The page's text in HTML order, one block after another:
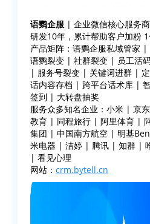
语鹦企服 | 企业微信核心服务
研发10年，累计帮助客户加粉
产品矩阵：语鹦企服私域管家
语鹦裂变 | 社群裂变 | 员工活
| 服务号裂变 | 关键词进群 |
话内容存档 | 跨平台话术库 |
签到 | 大转盘抽奖
服务众多知名企业：小米 | 京
教育 | 同程旅行 | 阿里体育 |
集团 | 中国南方航空 | 明基
米电器 | 洁婷 | 腾讯 | 知群 |
| 看见心理
网站： crm.bytell.cn